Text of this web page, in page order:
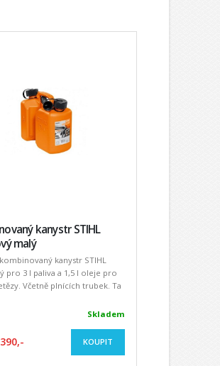
kanystr STIHL
malý
kanystr STIHL
pro 3 l paliva a 1,5 l oleje pro
Včetně plnících trubek. Ta
Skladem
390,- KOUPIT